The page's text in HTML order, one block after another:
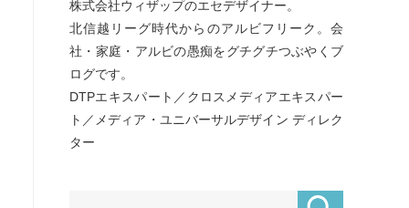
株式会社ウィザップのエセデザイナー。
北信越リーグ時代からのアルビフリーク。会
社・家庭・アルビの愚痴をグチグチつぶやくブ
ログです。
DTPエキスパート／クロスメディアエキスパー
ト／メディア・ユニバーサルデザイン ディレク
ター